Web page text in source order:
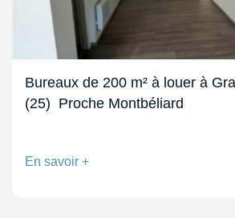
Bureaux de 200 m² à louer à
(25)  Proche Montbéliard
En savoir +